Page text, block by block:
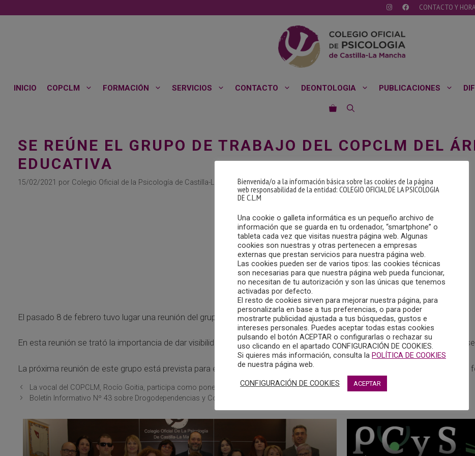
al
CONTACTO Y
INICIO COPCLM FORMACIÓN SERVICIOS CONTACTO DEONTOLOGIA PUBLICACIONES
SE REÚNE EL GRUPO DE TRABAJO DEL COPCLM DEL
EDUCATIVA
15/02/2021 por Colegio Oficial de la Psicología de Castilla-La Mancha
El pasado 8 de febrero tuvo lugar una reunión del grupo de trabajo del COPCLM del área de Psicología educativa.
En esta reunión se trató la importancia de dar visibilidad a la Psicología Educativa y la necesidad de realizar campañas de
La próxima reunión de este grupo está prevista para el próximo 31 de marzo, y se realizará, como viene siendo habitual, en
La vocal del COPCLM, Rocío Goitia, participa como ponente en una Jornada Formativa de Violencia de Género organizada por ICALBA
Boletín Informativo Nº 43 sobre Drogodependencias y Conductas Adictivas
Bienvenida/o a la información básica sobre las cookies de la página
web responsabilidad de la entidad: COLEGIO OFICIAL DE LA PSICOLOGIA
DE C.L.M
Una cookie o galleta informática es un pequeño archivo de
información que se guarda en tu ordenador, “smartphone” o
tableta cada vez que visitas nuestra página web. Algunas
cookies son nuestras y otras pertenecen a empresas
externas que prestan servicios para nuestra página web.
Las cookies pueden ser de varios tipos: las cookies técnicas
son necesarias para que nuestra página web pueda funcionar,
no necesitan de tu autorización y son las únicas que tenemos
activadas por defecto.
El resto de cookies sirven para mejorar nuestra página, para
personalizarla en base a tus preferencias, o para poder
mostrarte publicidad ajustada a tus búsquedas, gustos e
intereses personales. Puedes aceptar todas estas cookies
pulsando el botón ACEPTAR o configurarlas o rechazar su
uso clicando en el apartado CONFIGURACIÓN DE COOKIES.
Si quieres más información, consulta la POLÍTICA DE COOKIES
de nuestra página web.
CONFIGURACIÓN DE COOKIES ACEPTAR